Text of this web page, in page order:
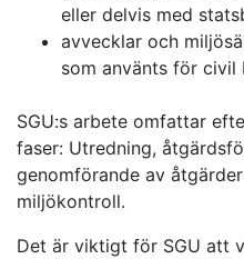
eller delvis med
avvecklar och
som använts för civil
SGU:s arbete omfattar
faser: Utredning,
genomförande av
miljökontroll.
Det är viktigt för SGU att